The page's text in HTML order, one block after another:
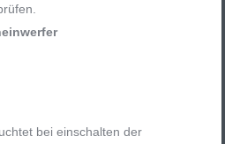
bei einschalten der